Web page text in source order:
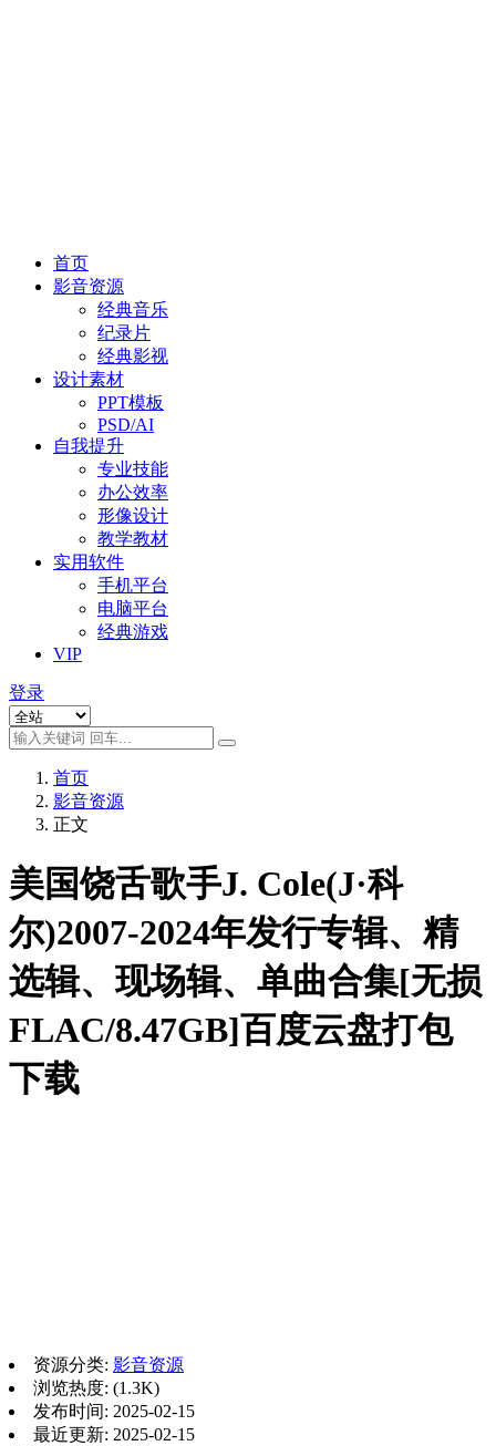
首页
影音资源
经典音乐
纪录片
经典影视
设计素材
PPT模板
PSD/AI
自我提升
专业技能
办公效率
形像设计
教学教材
实用软件
手机平台
电脑平台
经典游戏
VIP
登录
首页
影音资源
正文
美国饶舌歌手J. Cole(J·科
尔)2007-2024年发行专辑、精
选辑、现场辑、单曲合集[无损
FLAC/8.47GB]百度云盘打包
下载
资源分类: 影音资源
浏览热度: (1.3K)
发布时间: 2025-02-15
最近更新: 2025-02-15